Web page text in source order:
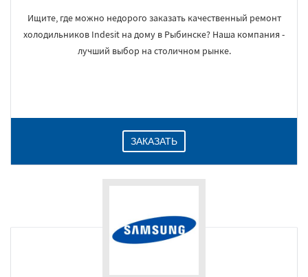
Ищите, где можно недорого заказать качественный ремонт
холодильников Indesit на дому в Рыбинске? Наша компания -
лучший выбор на столичном рынке.
ЗАКАЗАТЬ